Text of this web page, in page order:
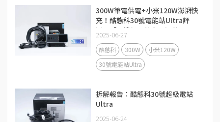
300W筆電供電+小米120W澎湃快
充！酷態科30號電能站Ultra評
測：「畢業級」的充電設備
2025-06-27
酷態科 300W
小米120W
30號電能站Ultra
拆解報告：酷態科30號超級電站
Ultra
2025-06-24